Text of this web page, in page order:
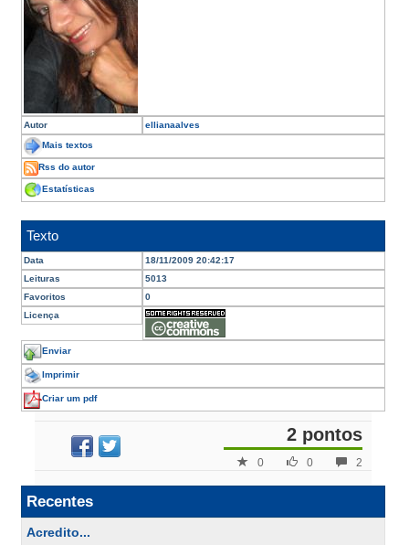
Autor ellianaalves
Mais textos
Rss do autor
Estatísticas
Texto
Data
18/11/2009 20:42:17
Leituras
5013
Favoritos
0
Licença
Enviar
Imprimir
Criar um pdf
2 pontos
2
0
0
Recentes
Acredito...